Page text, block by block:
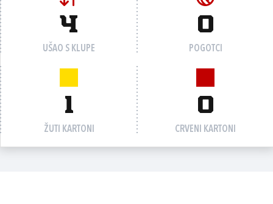
4
UŠAO S KLUPE
0
POGOTCI
1
ŽUTI KARTONI
0
CRVENI KARTONI